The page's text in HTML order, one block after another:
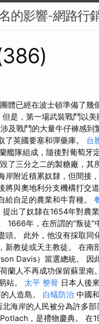
的影響-網路行
體已經在波士頓準備了
但是，第一場武裝戰鬥以
及戰鬥的大量牛仔褲感到
了英國要塞和彈藥庫。 台
艦隊組成，隨後對葡萄牙
了三分之二的製糖廠，其
岸附近積累奴隸，但間接
將與奧地利分支機構打交道
給自足的農業和牛育種。
提出了奴隸在1654年對農
1666年，在所謂的“叛徒
頭。 此外，他沒有採取
新教徒或天主教徒。 在
Davis）當選總統。 因
蘭人不再成功保留蘇里南。
站。 太平 整骨 日本人後
人造島。 白蟻防治 中國
北海岸的人民被分為許多
，是禮物慶典。 在